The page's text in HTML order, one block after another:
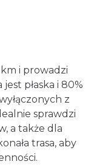
i prowadzi
płaska i 80%
z
sprawdzi
a także dla
trasa, aby